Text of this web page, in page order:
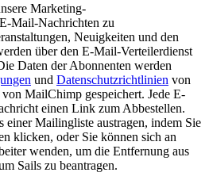
Marketing-
Mail-Nachrichten zu
Neuigkeiten und den
über den E-Mail-Verteilerdienst
Daten der Abonnenten werden
und Datenschutzrichtlinien von
MailChimp gespeichert. Jede E-
einen Link zum Abbestellen.
einer Mailingliste austragen, indem Sie
klicken, oder Sie können sich an
wenden, um die Entfernung aus
Sails zu beantragen.